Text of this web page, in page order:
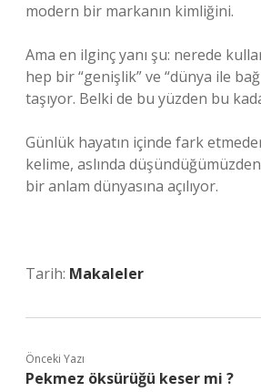
modern bir markanın kimliğini.
Ama en ilginç yanı şu: nerede
hep bir “genişlik” ve “dünya ile
taşıyor. Belki de bu yüzden bu
Günlük hayatın içinde fark
kelime, aslında
bir anlam dünyasına açılıyor.
Tarih: Makaleler
Önceki Yazı
Pekmez öksürüğü keser mi ?